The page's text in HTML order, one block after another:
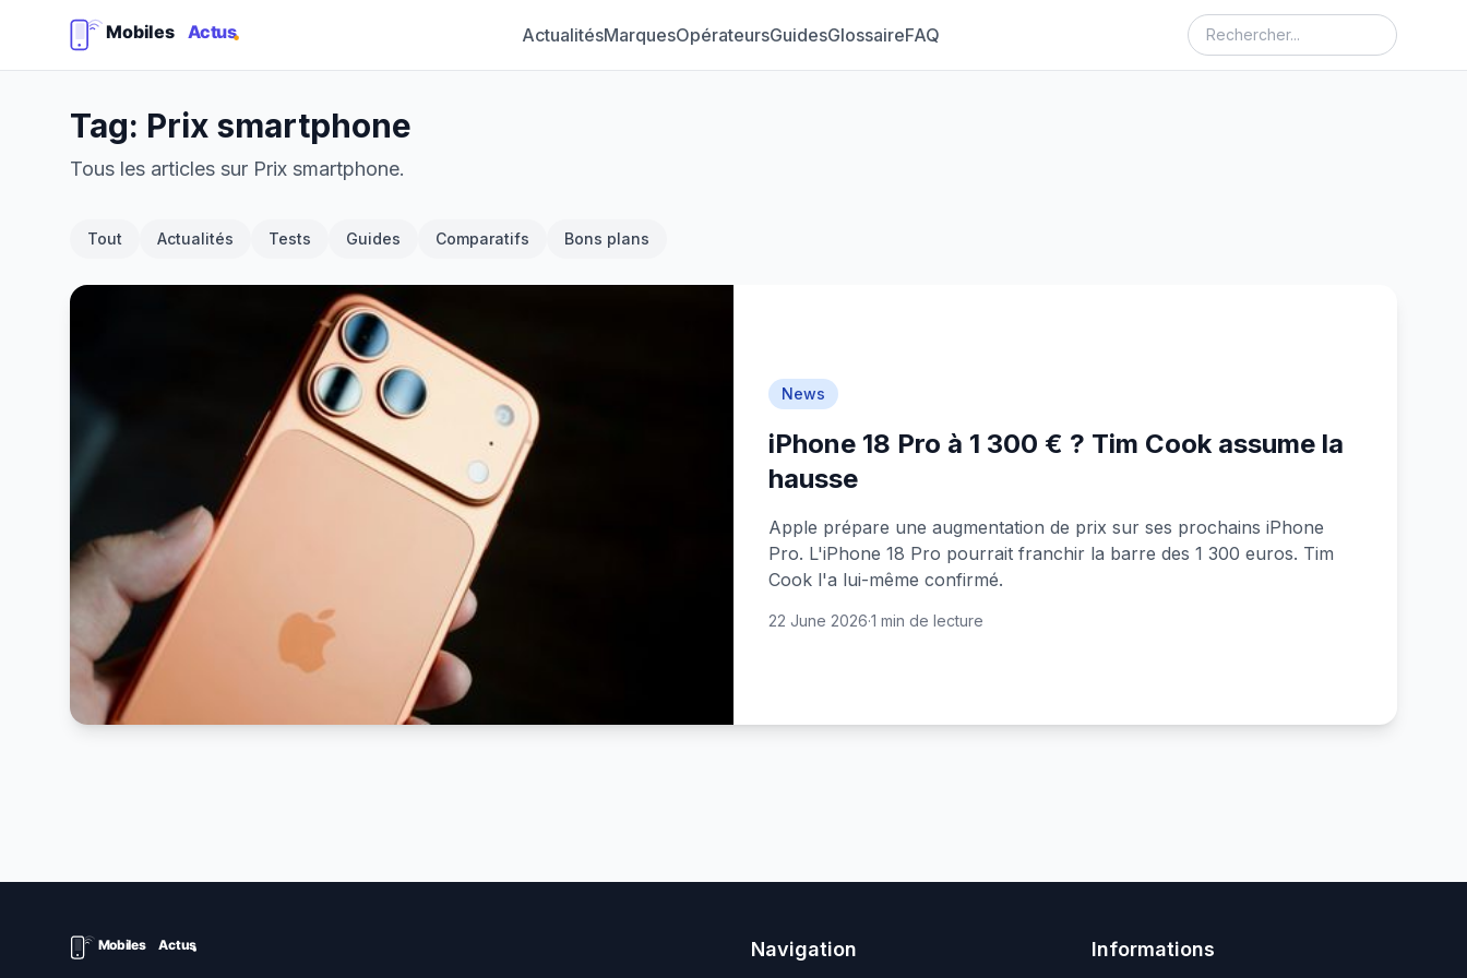
ActualitésMarquesOpérateursGuidesGlossaireFAQ
Tag: Prix smartphone
Tous les articles sur Prix smartphone.
Tout Actualités Tests Guides Comparatifs Bons plans
News
iPhone 18 Pro à 1 300 € ? Tim Cook assume la
hausse
Apple prépare une augmentation de prix sur ses prochains iPhone
Pro. L'iPhone 18 Pro pourrait franchir la barre des 1 300 euros. Tim
Cook l'a lui-même confirmé.
22 June 2026·1 min de lecture
Navigation Informations